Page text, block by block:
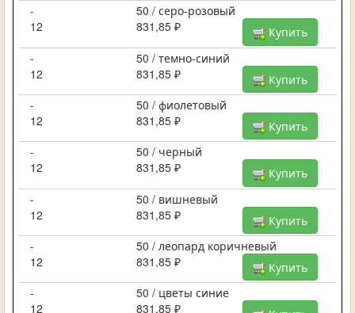
-
50 / серо-розовый
12
831,85 ₽
Купить
-
50 / темно-синий
12
831,85 ₽
Купить
-
50 / фиолетовый
12
831,85 ₽
Купить
-
50 / черный
12
831,85 ₽
Купить
-
50 / вишневый
12
831,85 ₽
Купить
-
50 / леопард коричневый
12
831,85 ₽
Купить
-
50 / цветы синие
12
831,85 ₽